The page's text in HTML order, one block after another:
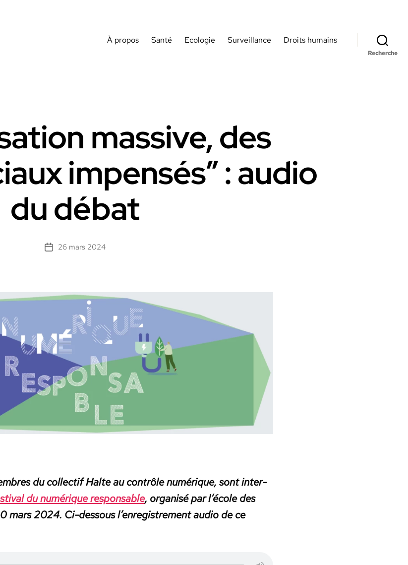
À propos Santé Ecologie Surveillance Droits humains
Recherche
massive, des
impensés” : audio
du débat
Date26 mars 2024
du col­lec­tif Halte au con­trôle numérique, sont inter­
du numérique respon­s­able, organ­isé par l’é­cole des
mars 2024. Ci-dessous l’en­reg­istrement audio de ce